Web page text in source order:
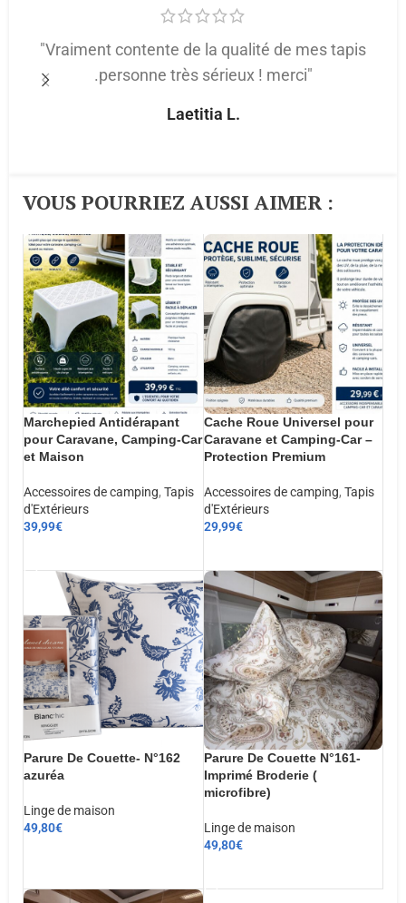
"Vraiment contente de la qualité de mes tapis
.personne très sérieux ! merci"
Laetitia L.
VOUS POURRIEZ AUSSI AIMER :​
Marchepied Antidérapant
pour Caravane, Camping-Car
et Maison
Accessoires de camping, Tapis
d'Extérieurs
39,99€
Cache Roue Universel pour
Caravane et Camping-Car –
Protection Premium
Accessoires de camping, Tapis
d'Extérieurs
29,99€
Parure De Couette- N°162
azuréa
Linge de maison
49,80€
Parure De Couette N°161-
Imprimé Broderie (
microfibre)
Linge de maison
49,80€